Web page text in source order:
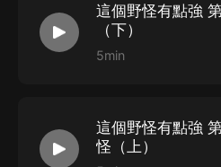
這個野怪有點強
（下）
5min
這個野怪有點強
怪（上）